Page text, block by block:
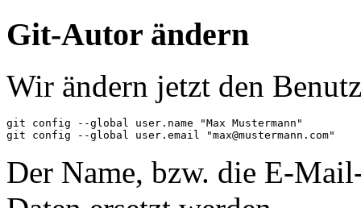
Git-Autor ändern
Wir ändern jetzt den
git config --global user.name "Max Mustermann"
Der Name, bzw. die E-